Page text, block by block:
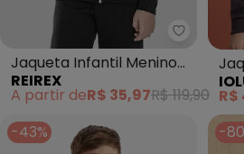
Reirex -
Jaqueta Infantil Menino
em Malha Felpada com
Capuz Preto
REIREX
A partir deR$ 35,97R$ 119,90 R$
-43%
-